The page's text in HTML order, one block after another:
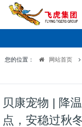
您的位置： 网站首页
贝康宠物 | 降
点，安稳过秋